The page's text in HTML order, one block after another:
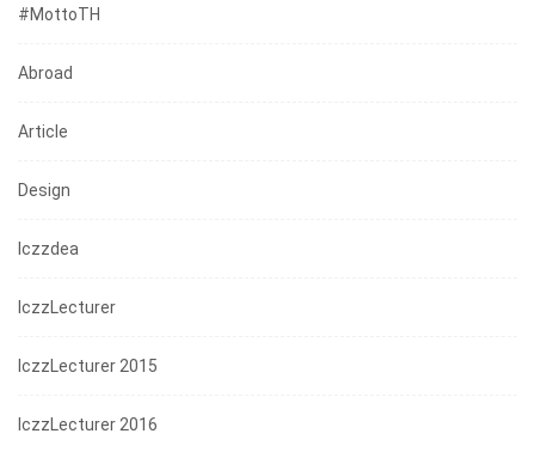
#mottoTH
Abroad
Article
Design
Iczzdea
IczzLecturer
IczzLecturer 2015
IczzLecturer 2016